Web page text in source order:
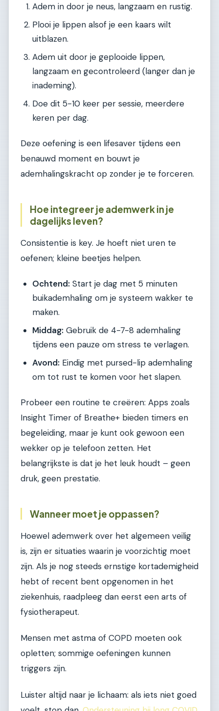
Adem in door je neus, langzaam en rustig.
Plooi je lippen alsof je een kaars wilt
uitblazen.
Adem uit door je geplooide lippen,
langzaam en gecontroleerd (langer dan je
inademing).
Doe dit 5-10 keer per sessie, meerdere
keren per dag.
Deze oefening is een lifesaver tijdens een
benauwd moment en bouwt je
ademhalingskracht op zonder je te forceren.
Hoe integreer je ademwerk in je
dagelijks leven?
Consistentie is key. Je hoeft niet uren te
oefenen; kleine beetjes helpen.
Ochtend: Start je dag met 5 minuten
buikademhaling om je systeem wakker te
maken.
Middag: Gebruik de 4-7-8 ademhaling
tijdens een pauze om stress te verlagen.
Avond: Eindig met pursed-lip ademhaling
om tot rust te komen voor het slapen.
Probeer een routine te creëren: Apps zoals
Insight Timer of Breathe+ bieden timers en
begeleiding, maar je kunt ook gewoon een
wekker op je telefoon zetten. Het
belangrijkste is dat je het leuk houdt – geen
druk, geen prestatie.
Wanneer moet je oppassen?
Hoewel ademwerk over het algemeen veilig
is, zijn er situaties waarin je voorzichtig moet
zijn. Als je nog steeds ernstige kortademigheid
hebt of recent bent opgenomen in het
ziekenhuis, raadpleeg dan eerst een arts of
fysiotherapeut.
Mensen met astma of COPD moeten ook
opletten; sommige oefeningen kunnen
triggers zijn.
Luister altijd naar je lichaam: als iets niet goed